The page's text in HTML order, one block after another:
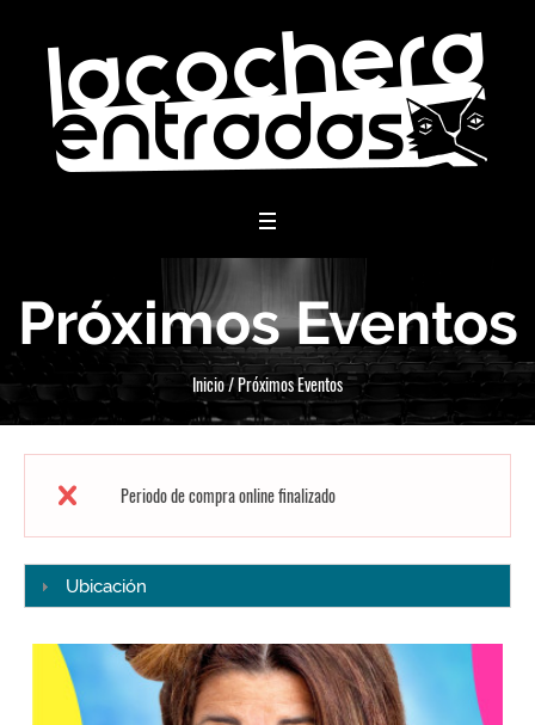
Próximos Eventos
Inicio/Próximos Eventos
Periodo de compra online finalizado
Ubicación